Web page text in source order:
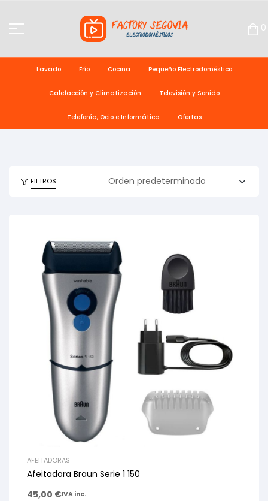
0
Lavado Frío Cocina Pequeño Electrodoméstico
Calefacción y Climatización Televisión y Sonido
Telefonía, Ocio e Informática Ofertas
FILTROS
AFEITADORAS
Afeitadora Braun Serie 1 150
45,00 €IVA inc.